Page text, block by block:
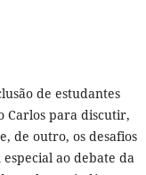
de estudantes
Carlos para discutir,
de outro, os desafios
ao debate da